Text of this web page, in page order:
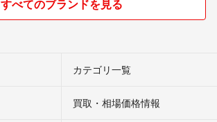
すべてのブランドを見る
カテゴリ一覧
買取・相場価格情報